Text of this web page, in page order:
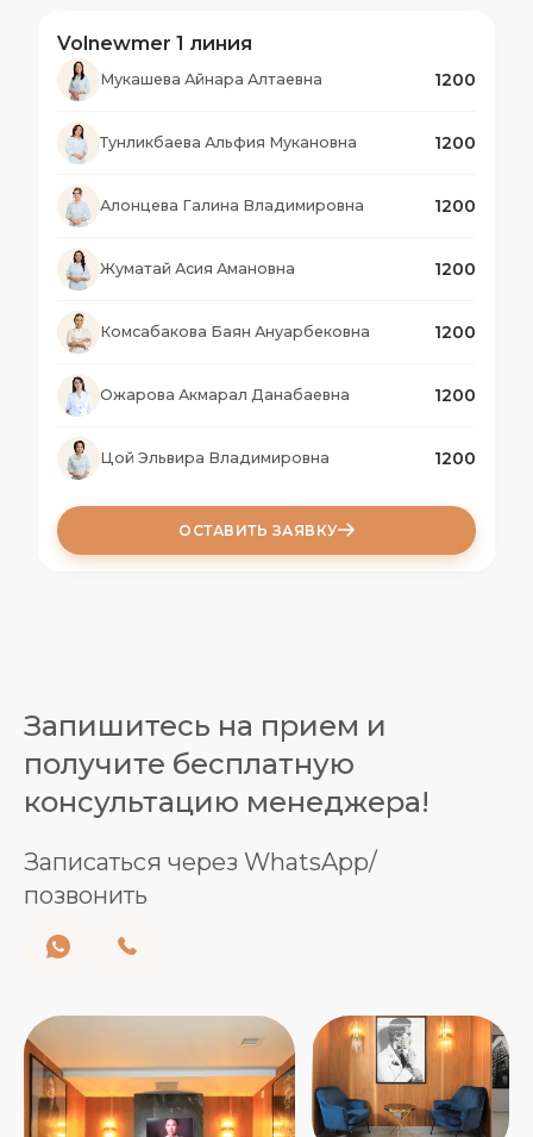
Volnewmer 1 линия
Мукашева Айнара Алтаевна 1200
Тунликбаева Альфия Мукановна 1200
Алонцева Галина Владимировна 1200
Жуматай Асия Амановна 1200
Комсабакова Баян Ануарбековна 1200
Ожарова Акмарал Данабаевна 1200
Цой Эльвира Владимировна 1200
ОСТАВИТЬ ЗАЯВКУ
Запишитесь на прием и
получите бесплатную
консультацию менеджера!
Записаться через WhatsApp/
позвонить